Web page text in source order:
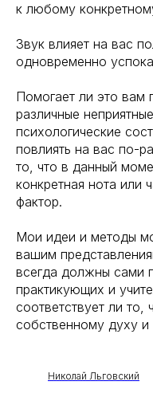
к любому
Звук влияет на вас
одновременно
Помогает ли это вам
различные
психологические
повлиять на вас по-
то, что в данный
конкретная нота или
фактор.
Мои идеи и методы
вашим
всегда должны сами
практикующих и
соответствует ли
собственному духу и
Николай Льговский